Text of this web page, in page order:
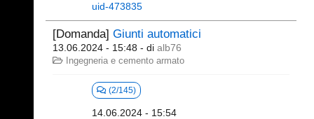
uid-473835
[Domanda] Giunti automatici
13.06.2024 - 15:48 - di alb76
Ingegneria e cemento armato
(2/145)
14.06.2024 - 15:54